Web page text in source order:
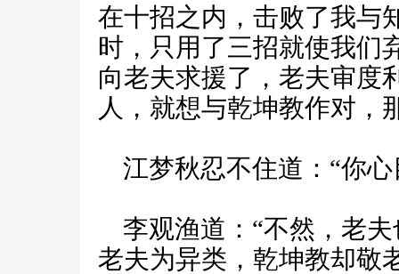
在十招之内，击败了我与
时，只用了三招就使我们
向老夫求援了，老夫审度
人，就想与乾坤教作对，
江梦秋忍不住道：“你
李观渔道：“不然，老
老夫为异类，乾坤教却敬